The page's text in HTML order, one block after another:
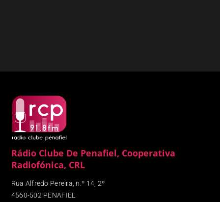
Rádio Clube De Penafiel, Cooperativa
Radiofónica, CRL
Rua Alfredo Pereira, n.º 14, 2º
4560-502 PENAFIEL